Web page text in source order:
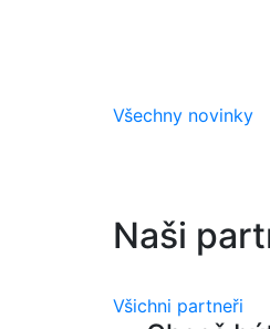
Všechny novinky
Naši
Všichni partneři